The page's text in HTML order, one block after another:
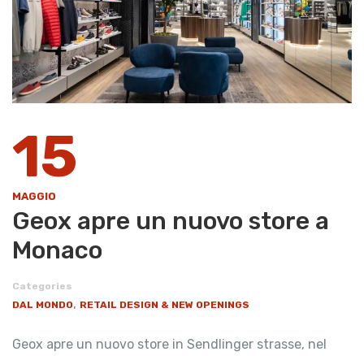
15
MAGGIO
Geox apre un nuovo store a
Monaco
Categories
DAL MONDO, RETAIL DESIGN & NEW OPENINGS
Geox apre un nuovo store in Sendlinger strasse, nel